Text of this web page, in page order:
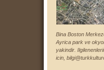
Bina Boston
Ayrica park ve
yakindir.
icin,